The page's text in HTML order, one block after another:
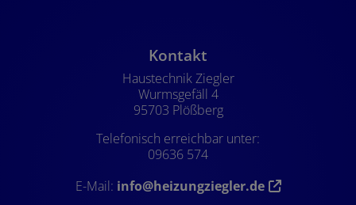
Kontakt
Haustechnik Ziegler
Wurmsgefäll 4
95703 Plößberg
Telefonisch erreichbar unter:
09636 574
E-Mail: info@heizungziegler.de